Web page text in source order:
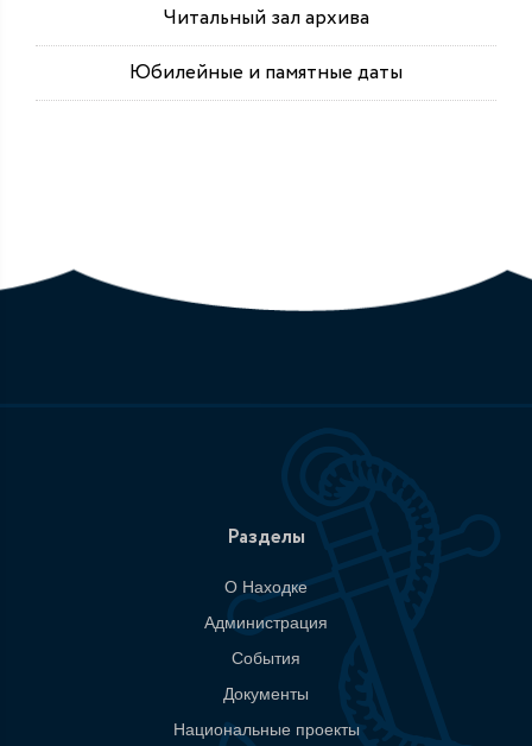
Читальный зал архива
Юбилейные и памятные даты
Разделы
О Находке
Администрация
События
Документы
Национальные проекты